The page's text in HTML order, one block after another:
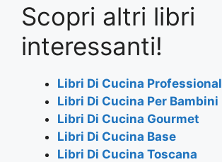
c
e
b
o
o
k
itt
er
at
s
A
p
p
e
gr
a
m
ai
l
ar
Scopri altri libri
interessanti!
Libri Di Cucina
Libri Di Cucina Per Bambini
Libri Di Cucina Gourmet
Libri Di Cucina Base
Libri Di Cucina Toscana